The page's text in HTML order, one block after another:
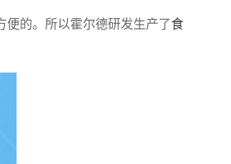
的。所以霍尔德研发生产了食